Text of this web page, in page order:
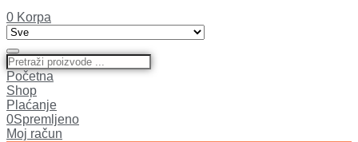
0 Korpa
Početna
Shop
Plaćanje
0Spremljeno
Moj račun